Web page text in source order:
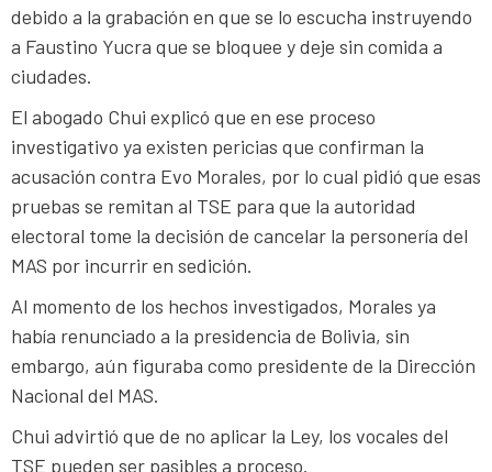
debido a la grabación en que se lo escucha instruyendo
a Faustino Yucra que se bloquee y deje sin comida a
ciudades.
El abogado Chui explicó que en ese proceso
investigativo ya existen pericias que confirman la
acusación contra Evo Morales, por lo cual pidió que esas
pruebas se remitan al TSE para que la autoridad
electoral tome la decisión de cancelar la personería del
MAS por incurrir en sedición.
Al momento de los hechos investigados, Morales ya
había renunciado a la presidencia de Bolivia, sin
embargo, aún figuraba como presidente de la Dirección
Nacional del MAS.
Chui advirtió que de no aplicar la Ley, los vocales del
TSE pueden ser pasibles a proceso.